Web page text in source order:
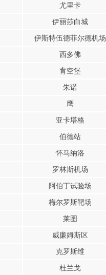
尤里卡
伊丽莎白城
伊斯特伍德菲尔德机场
西多佛
育空堡
朱诺
鹰
亚卡塔格
伯德站
怀马纳洛
罗林斯机场
阿伯丁试验场
梅尔罗斯靶场
莱图
威廉姆斯区
克罗斯维
杜兰戈